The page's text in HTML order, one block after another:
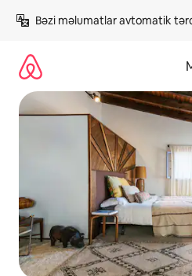
keç
Bəzi məlumatlar avtomatik